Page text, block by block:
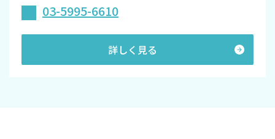
03-5995-6610
詳しく見る